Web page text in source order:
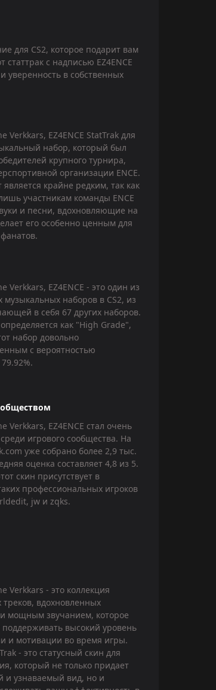
для CS2, которое подарит вам
с надписью EZ4ENCE
в собственных
Verkkars, EZ4ENCE StatTrak для
набор, который был
крупного турнира,
организации ENCE.
является крайне редким, так как
участникам команды ENCE
и песни, вдохновляющие на
его особенно ценным для
Verkkars, EZ4ENCE - это один из
музыкальных наборов в CS2, из
в себя 67 других наборов.
как "High Grade",
набор довольно
с вероятностью
Verkkars, EZ4ENCE стал очень
игрового сообщества. На
уже собрано более 2,9 тыс.
оценка составляет 4,8 из 5.
скин присутствует в
профессиональных игроков
jw и zqks.
Verkkars - это коллекция
вдохновленных
мощным звучанием, которое
высокий уровень
и мотивации во время игры.
- это статусный скин для
который не только придает
и узнаваемый вид, но и